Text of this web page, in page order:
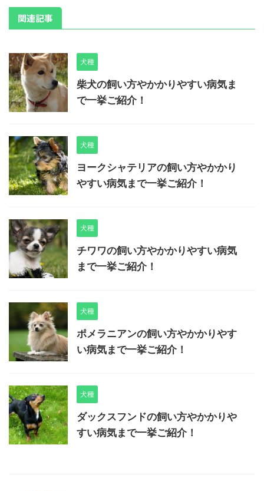
関連記事
犬種
柴犬の飼い方やかかりやすい病気ま
で一挙ご紹介！
犬種
ヨークシャテリアの飼い方やかかり
やすい病気まで一挙ご紹介！
犬種
チワワの飼い方やかかりやすい病気
まで一挙ご紹介！
犬種
ポメラニアンの飼い方やかかりやす
い病気まで一挙ご紹介！
犬種
ダックスフンドの飼い方やかかりや
すい病気まで一挙ご紹介！